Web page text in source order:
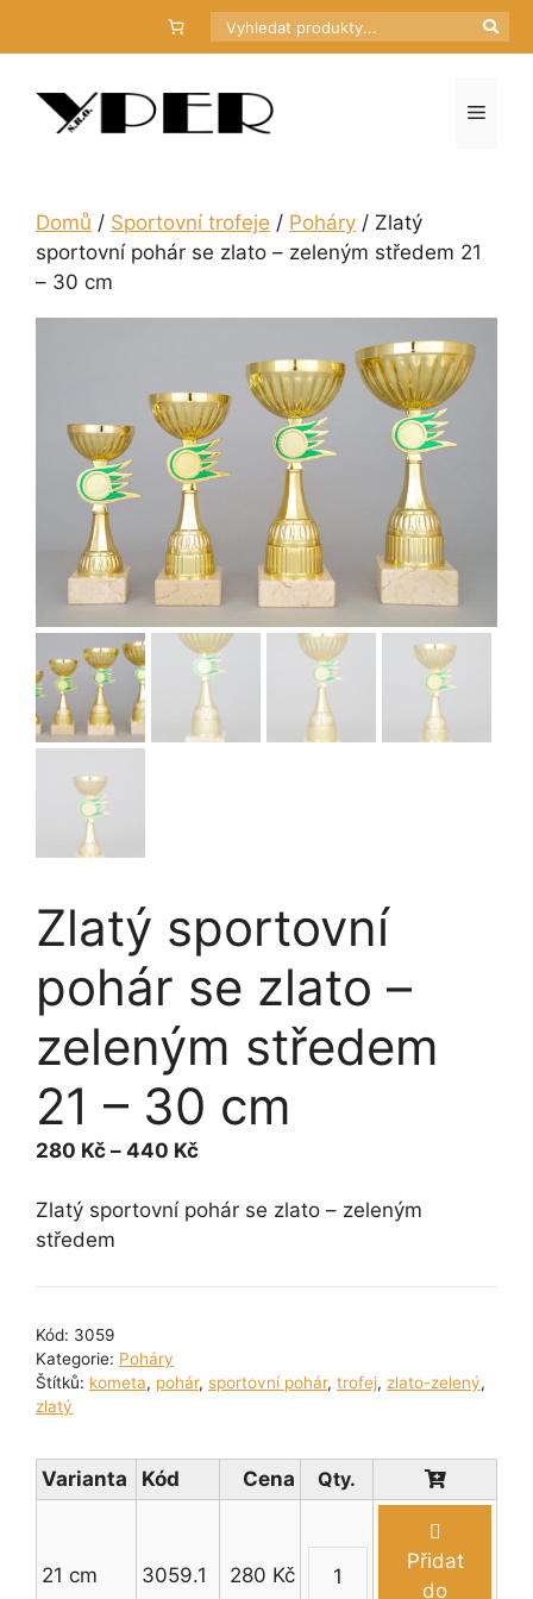
Hledat
Menu
Domů / Sportovní trofeje / Poháry / Zlatý
sportovní pohár se zlato – zeleným středem 21
– 30 cm
Zlatý sportovní
pohár se zlato –
zeleným středem
21 – 30 cm
280 Kč – 440 KčRozpětí
280 Kč
Zlatý sportovní pohár se zlato – zeleným
středem
Kód: 3059
Kategorie: Poháry
Štítků: kometa, pohár, sportovní pohár, trofej, zlato-zelený,
zlatý
Varianta Kód Cena
21 cm 3059.1 280 Kč
Přidat
do